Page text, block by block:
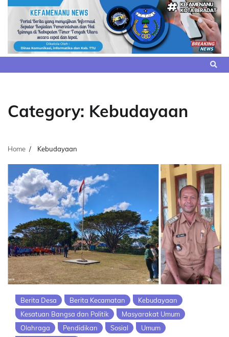
Skip
content
Category: Kebudayaan
Home Kebudayaan
Berita Desa Berita Kecamatan
Kebudayaan
Kesatuan Bangsa dan Politik
Masyarakat Umum
Olahraga
Pendidikan Sosial
Umum